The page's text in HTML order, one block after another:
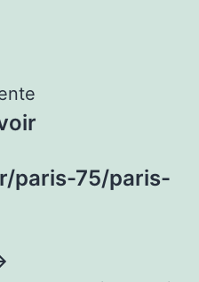
paris-75/paris-